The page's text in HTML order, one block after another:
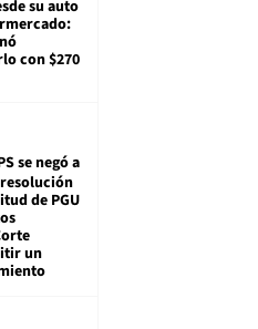
su auto
con $270
se negó a
de PGU
un